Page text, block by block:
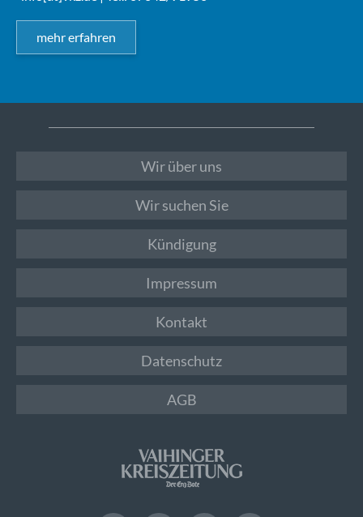
mehr erfahren
Wir über uns
Wir suchen Sie
Kündigung
Impressum
Kontakt
Datenschutz
AGB